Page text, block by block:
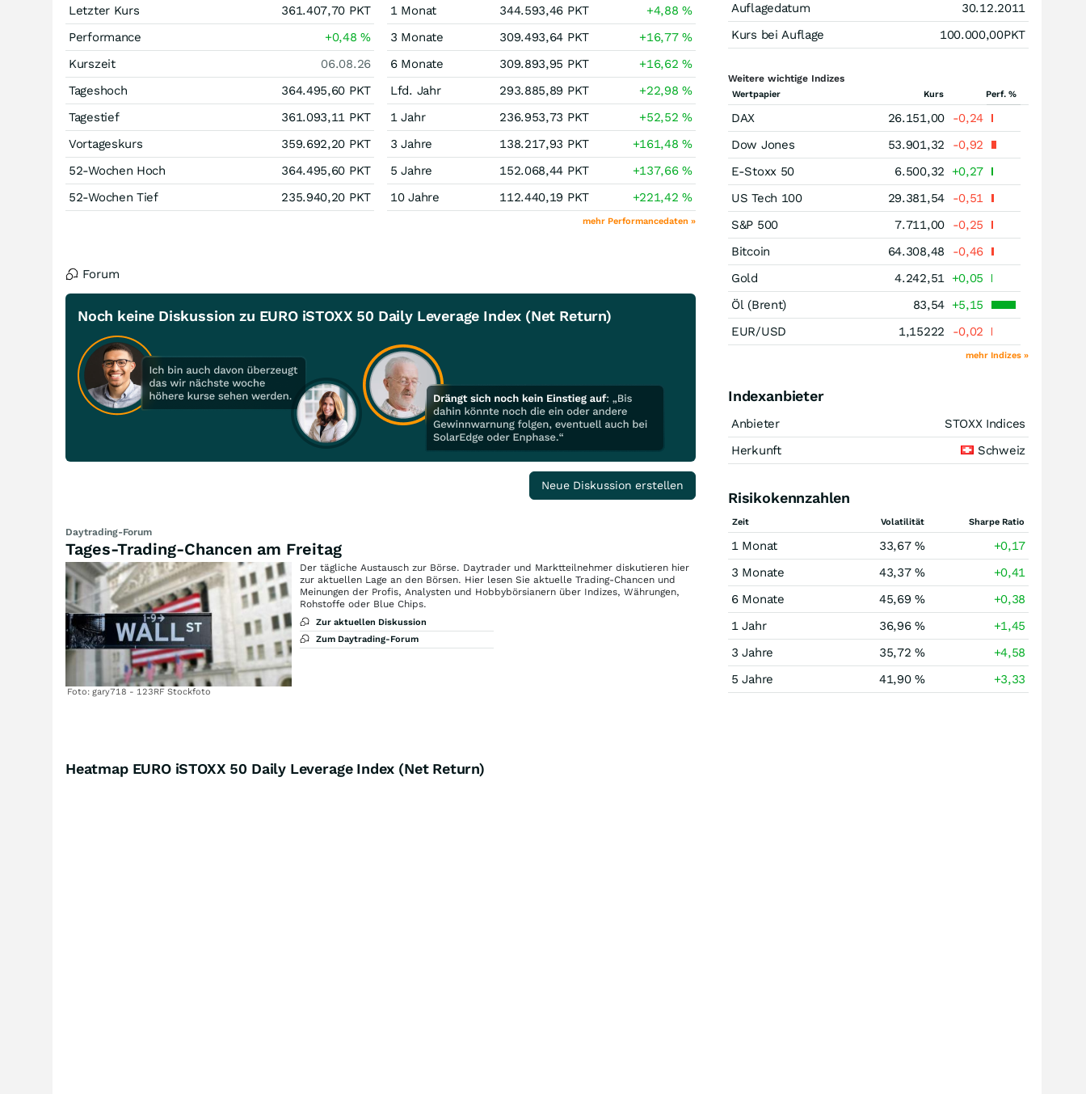
Letzter Kurs
361.407,70 PKT
Performance
+0,48%
Kurszeit
06.08.26
Tageshoch
364.495,60 PKT
Tagestief
361.093,11 PKT
Vortageskurs
359.692,20 PKT
52-Wochen Hoch
364.495,60 PKT
52-Wochen Tief
235.940,20 PKT
1 Monat
344.593,46 PKT +4,88%
3 Monate
309.493,64 PKT +16,77%
6 Monate
309.893,95 PKT +16,62%
Lfd. Jahr
293.885,89 PKT +22,98%
1 Jahr
236.953,73 PKT +52,52%
3 Jahre
138.217,93 PKT +161,48%
5 Jahre
152.068,44 PKT +137,66%
10 Jahre
112.440,19 PKT +221,42%
mehr Performancedaten »
Forum
Noch keine Diskussion zu EURO iSTOXX 50 Daily Leverage Index (Net Return)
Neue Diskussion erstellen
Daytrading-Forum
Tages-Trading-Chancen am Freitag
Foto: gary718 - 123RF Stockfoto
Der tägliche Austausch zur Börse. Daytrader und Marktteilnehmer diskutieren hier
zur aktuellen Lage an den Börsen. Hier lesen Sie aktuelle Trading-Chancen und
Meinungen der Profis, Analysten und Hobbybörsianern über Indizes, Währungen,
Rohstoffe oder Blue Chips.
Zur aktuellen Diskussion
Zum Daytrading-Forum
Auflagedatum
30.12.2011
Kurs bei Auflage
100.000,00PKT
Weitere wichtige Indizes
Wertpapier Kurs Perf. %
DAX 26.151,00
-0,24
Dow Jones
53.901,32
-0,92
E-Stoxx 50
6.500,32
+0,27
US Tech 100
29.381,54
-0,51
S&P 500
7.711,00
-0,25
Bitcoin
64.308,48
-0,46
Gold
4.242,51 +0,05
Öl (Brent)
83,54 +5,15
EUR/USD
1,15222 -0,02
mehr Indizes »
Indexanbieter
Anbieter
STOXX Indices
Herkunft
Schweiz
Risikokennzahlen
Zeit Volatilität Sharpe Ratio
1 Monat 33,67 %
+0,17
3 Monate
43,37 %
+0,41
6 Monate
45,69 %
+0,38
1 Jahr
36,96 %
+1,45
3 Jahre
35,72 %
+4,58
5 Jahre
41,90 % +3,33
Heatmap EURO iSTOXX 50 Daily Leverage Index (Net Return)